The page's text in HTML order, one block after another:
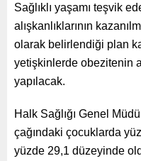
Sağlıklı yaşamı teşvik
alışkanlıklarının
olarak belirlendiği plan
yetişkinlerde obezitenin
yapılacak.
Halk Sağlığı Genel
çağındaki çocuklarda
yüzde 29,1 düzeyinde